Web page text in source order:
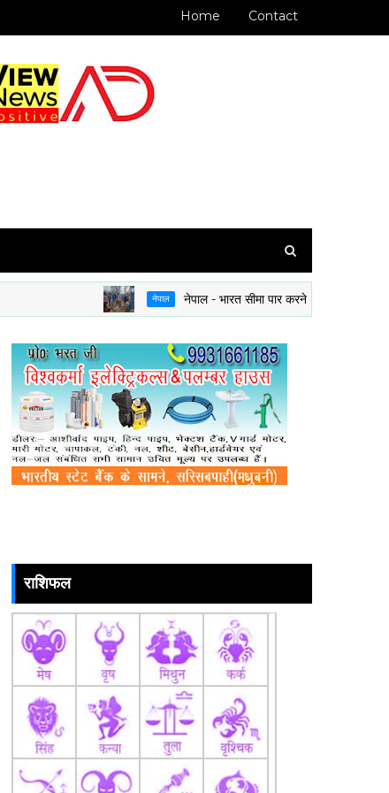
Home Contact
नेपाल नेपाल - भारत सीमा पार करने के लिए अब राशन कार्ड
राशिफल